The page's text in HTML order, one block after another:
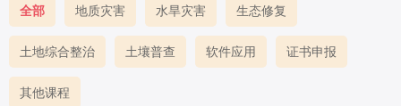
Usercenter
全部 地质灾害 水旱灾害 生态修复
土地综合整治 土壤普查 软件应用 证书申报
其他课程